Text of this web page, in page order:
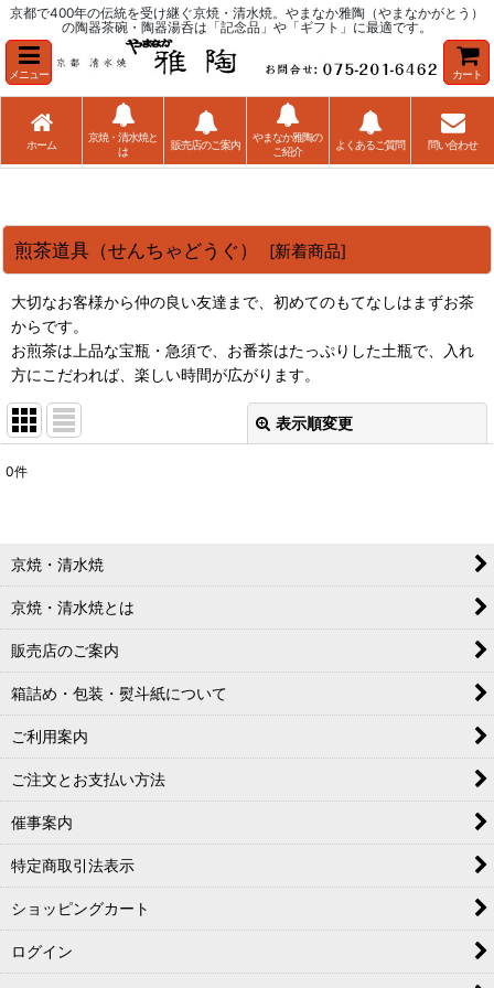
京都で400年の伝統を受け継ぐ京焼・清水焼。やまなか雅陶（やまなかがとう）
の陶器茶碗・陶器湯呑は「記念品」や「ギフト」に最適です。
メニュー カート
ホーム
京焼・清水焼と
は
販売店のご案内
やまなか雅陶の
ご紹介
よくあるご質問 問い合わせ
煎茶道具（せんちゃどうぐ） [新着商品]
大切なお客様から仲の良い友達まで、初めてのもてなしはまずお茶
からです。
お煎茶は上品な宝瓶・急須で、お番茶はたっぷりした土瓶で、入れ
方にこだわれば、楽しい時間が広がります。
表示順変更
0件
京焼・清水焼
京焼・清水焼とは
販売店のご案内
箱詰め・包装・熨斗紙について
ご利用案内
ご注文とお支払い方法
催事案内
特定商取引法表示
ショッピングカート
ログイン